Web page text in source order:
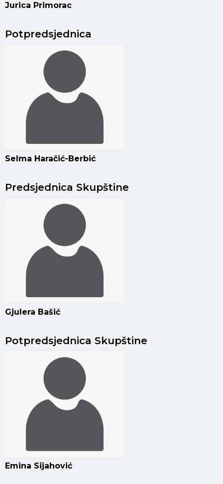
Jurica Primorac
Potpredsjednica
Selma Haračić-Berbić
Predsjednica Skupštine
Gjulera Bašić
Potpredsjednica Skupštine
Emina Sijahović